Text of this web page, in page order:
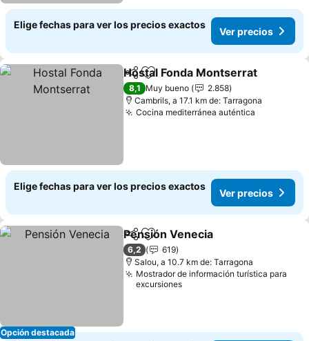
Elige fechas para ver los precios exactos
Ver precios
CompartirAgregar a favoritos
Hostal Fonda Montserrat
8,1 Muy bueno
2.858
Cambrils, a 17.1 km de: Tarragona
Cocina mediterránea auténtica
Elige fechas para ver los precios exactos
Ver precios
Opción destacada
CompartirAgregar a favoritos
Pensión Venecia
6,2
619
Salou, a 10.7 km de: Tarragona
Mostrador de información turística para
excursiones